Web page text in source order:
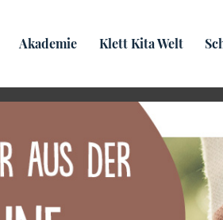
Akademie Klett Kita Welt